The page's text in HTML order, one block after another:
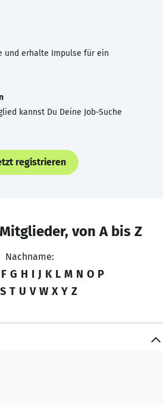
und erhalte Impulse für ein
kannst Du Deine Job-Suche
registrieren
von A bis Z
Nachname:
F G H I J K L M N O P
S T U V W X Y Z